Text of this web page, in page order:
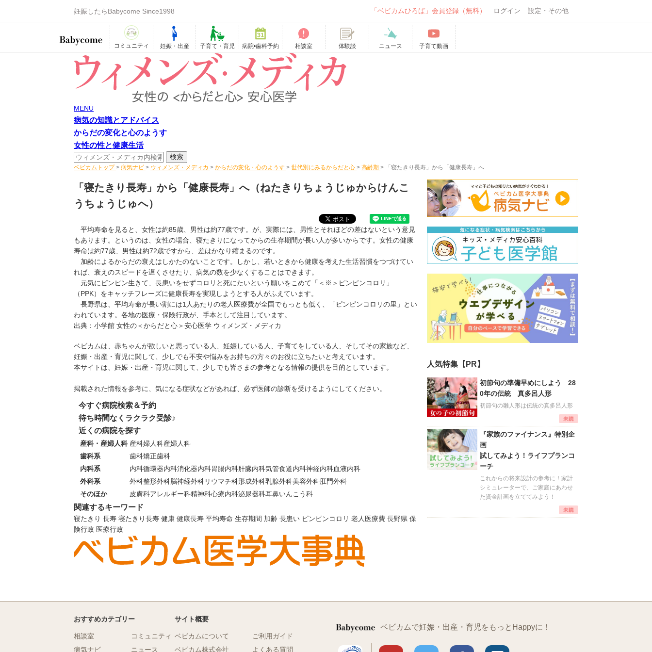
妊娠したらBabycome Since1998 「ベビカムひろば」会員登録（無料） ログイン 設定・その他
コミュニティ 妊娠・出産 子育て・育児 病院•歯科予約 相談室 体験談 ニュース 子育て動画
MENU
病気の知識とアドバイス
からだの変化と心のようす
女性の性と健康生活
ベビカムトップ > 病気ナビ > ウィメンズ・メディカ > からだの変化・心のようす > 世代別にみるからだと心 > 高齢期 > 「寝たきり長寿」から「健康長寿」へ
「寝たきり長寿」から「健康長寿」へ （ねたきりちょうじゅからけんこ
うちょうじゅへ）
平均寿命を見ると、女性は約85歳、男性は約77歳です。が、実際には、男性とそれほどの差はないという意見
もあります。というのは、女性の場合、寝たきりになってからの生存期間が長い人が多いからです。女性の健康
寿命は約77歳、男性は約72歳ですから、差はかなり縮まるのです。
加齢によるからだの衰えはしかたのないことです。しかし、若いときから健康を考えた生活習慣をつづけてい
れば、衰えのスピードを遅くさせたり、病気の数を少なくすることはできます。
元気にピンピン生きて、長患いをせずコロリと死にたいという願いをこめて「＜※＞ピンピンコロリ」
（PPK）をキャッチフレーズに健康長寿を実現しようとする人がふえています。
長野県は、平均寿命が長い割には1人あたりの老人医療費が全国でもっとも低く、「ピンピンコロリの里」とい
われています。各地の医療・保険行政が、手本として注目しています。
出典： 小学館 女性の＜からだと心＞安心医学 ウィメンズ・メディカ
ベビカムは、赤ちゃんが欲しいと思っている人、妊娠している人、子育てをしている人、そしてその家族など、
妊娠・出産・育児に関して、少しでも不安や悩みをお持ちの方々のお役に立ちたいと考えています。
本サイトは、妊娠・出産・育児に関して、少しでも皆さまの参考となる情報の提供を目的としています。
掲載された情報を参考に、気になる症状などがあれば、必ず医師の診断を受けるようにしてください。
今すぐ病院検索＆予約
待ち時間なくラクラク受診♪
近くの病院を探す
産科・産婦人科 産科婦人科産婦人科
歯科系
歯科矯正歯科
内科系
内科循環器内科消化器内科胃腸内科肝臓内科気管食道内科神経内科血液内科
外科系
外科整形外科脳神経外科リウマチ科形成外科乳腺外科美容外科肛門外科
そのほか
皮膚科アレルギー科精神科心療内科泌尿器科耳鼻いんこう科
関連するキーワード
寝たきり 長寿 寝たきり長寿 健康 健康長寿 平均寿命 生存期間 加齢 長患い ピンピンコロリ 老人医療費 長野県 保
険行政 医療行政
人気特集【PR】
初節句の準備早めにしよう 28
0年の伝統 真多呂人形
初節句の雛人形は伝統の真多呂人形
『家族のファイナンス』特別企
画
試してみよう！ライフプランコ
ーチ
これからの将来設計の参考に！家計
シミュレーターで、ご家庭にあわせ
た資金計画を立ててみよう！
ベビカムで妊娠・出産・育児をもっとHappyに！
おすすめカテゴリー
相談室
病気ナビ
コミュニティ
ニュース
サイト概要
ベビカムについて
ベビカム株式会社
ご利用ガイド
よくある質問